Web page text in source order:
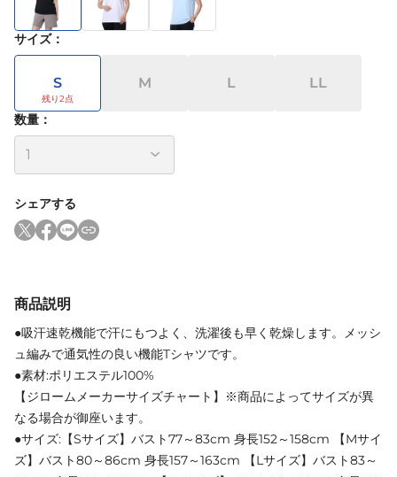
サイズ：
S M L LL
数量：
シェアする
商品説明
●吸汗速乾機能で汗にもつよく、洗濯後も早く乾燥します。メッシ
ュ編みで通気性の良い機能Tシャツです。
●素材:ポリエステル100%
【ジロームメーカーサイズチャート】※商品によってサイズが異
なる場合が御座います。
●サイズ:【Sサイズ】バスト77～83cm 身長152～158cm 【Mサイ
ズ】バスト80～86cm 身長157～163cm 【Lサイズ】バスト83～